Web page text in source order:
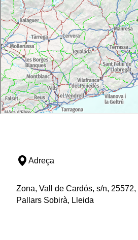
Adreça
Zona, Vall de Cardós, s/n, 25572,
Pallars Sobirà, Lleida